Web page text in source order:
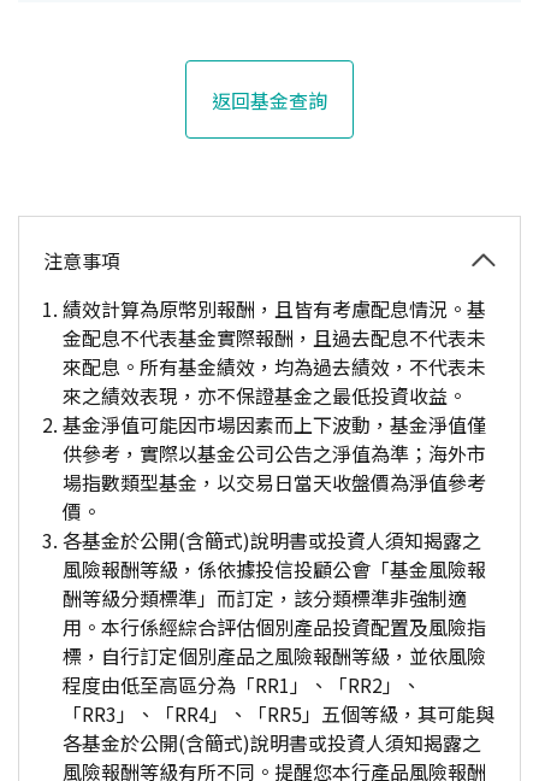
返回基金查詢
注意事項
績效計算為原幣別報酬，且皆有考慮配息情況。基
金配息不代表基金實際報酬，且過去配息不代表未
來配息。所有基金績效，均為過去績效，不代表未
來之績效表現，亦不保證基金之最低投資收益。
基金淨值可能因市場因素而上下波動，基金淨值僅
供參考，實際以基金公司公告之淨值為準；海外市
場指數類型基金，以交易日當天收盤價為淨值參考
價。
各基金於公開(含簡式)說明書或投資人須知揭露之
風險報酬等級，係依據投信投顧公會「基金風險報
酬等級分類標準」而訂定，該分類標準非強制適
用。本行係經綜合評估個別產品投資配置及風險指
標，自行訂定個別產品之風險報酬等級，並依風險
程度由低至高區分為「RR1」、「RR2」、
「RR3」、「RR4」、「RR5」五個等級，其可能與
各基金於公開(含簡式)說明書或投資人須知揭露之
風險報酬等級有所不同。提醒您本行產品風險報酬